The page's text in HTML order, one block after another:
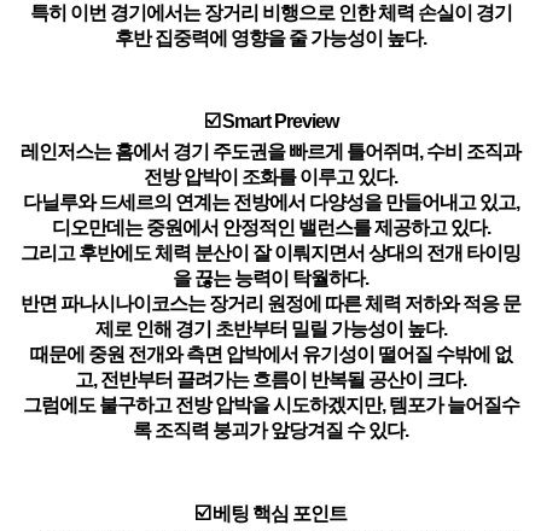
특히 이번 경기에서는 장거리 비행으로 인한 체력 손실이 경기
후반 집중력에 영향을 줄 가능성이 높다.
☑️ Smart Preview
레인저스는 홈에서 경기 주도권을 빠르게 틀어쥐며, 수비 조직과
전방 압박이 조화를 이루고 있다.
다닐루와 드세르의 연계는 전방에서 다양성을 만들어내고 있고,
디오만데는 중원에서 안정적인 밸런스를 제공하고 있다.
그리고 후반에도 체력 분산이 잘 이뤄지면서 상대의 전개 타이밍
을 끊는 능력이 탁월하다.
반면 파나시나이코스는 장거리 원정에 따른 체력 저하와 적응 문
제로 인해 경기 초반부터 밀릴 가능성이 높다.
때문에 중원 전개와 측면 압박에서 유기성이 떨어질 수밖에 없
고, 전반부터 끌려가는 흐름이 반복될 공산이 크다.
그럼에도 불구하고 전방 압박을 시도하겠지만, 템포가 늘어질수
록 조직력 붕괴가 앞당겨질 수 있다.
☑️ 베팅 핵심 포인트